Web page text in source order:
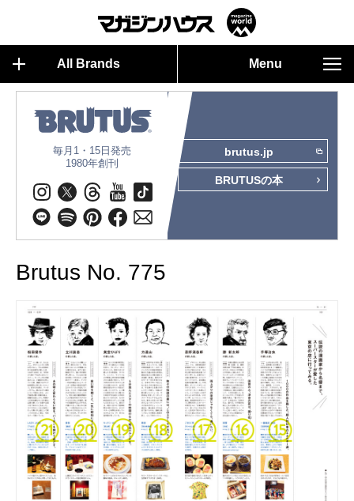
All Brands Menu
毎月1・15日発売
1980年創刊
brutus.jp
BRUTUSの本
Brutus No. 775